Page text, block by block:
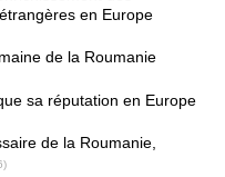
en Europe
de la Roumanie
sa réputation en Europe
de la Roumanie,